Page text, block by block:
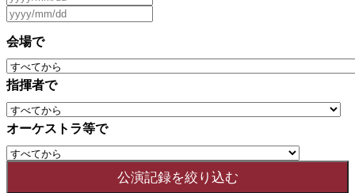
会場で
指揮者で
オーケストラ等で